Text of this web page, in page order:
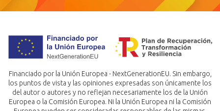
Financiado por la Unión Europea - NextGenerationEU. Sin embargo,
los puntos de vista y las opiniones expresadas son únicamente los
del autor o autores y no reflejan necesariamente los de la Unión
Europea o la Comisión Europea. Ni la Unión Europea ni la Comisión